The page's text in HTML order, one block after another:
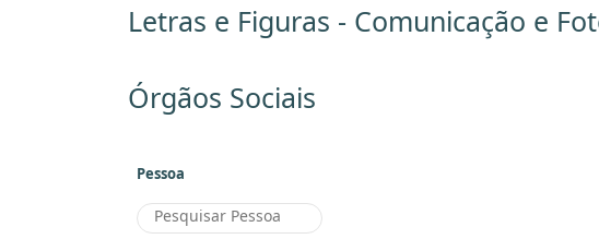
Letras e Figuras - Comunicação e
Órgãos Sociais
Pessoa